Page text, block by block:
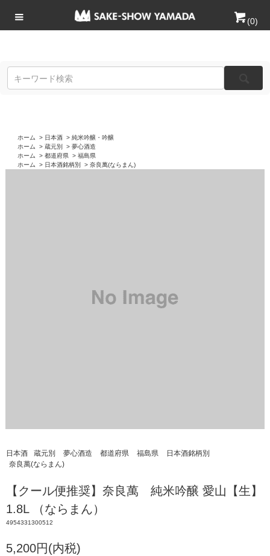
(0)
ホーム > 日本酒 > 純米吟醸・吟醸
ホーム
> 蔵元別 > 夢心酒造
ホーム
> 都道府県 > 福島県
ホーム
> 日本酒銘柄別 > 奈良萬(ならまん)
日本酒 蔵元別 夢心酒造 都道府県 福島県
日本酒銘柄別
奈良萬(ならまん)
【クール便推奨】奈良萬 純米吟醸 愛山【生】
1.8L （ならまん）
4954331300512
5,200円(内税)